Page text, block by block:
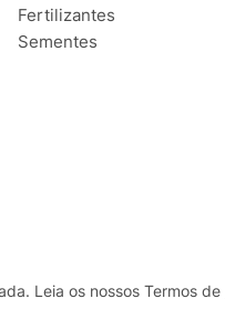
Fertilizantes
Sementes
Leia os nossos Termos de